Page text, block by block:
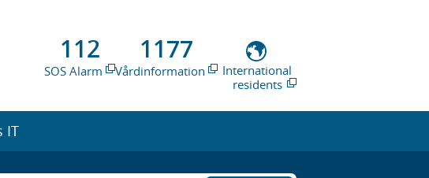
112
SOS Alarm
1177
Vårdinformation
International
residents
IT